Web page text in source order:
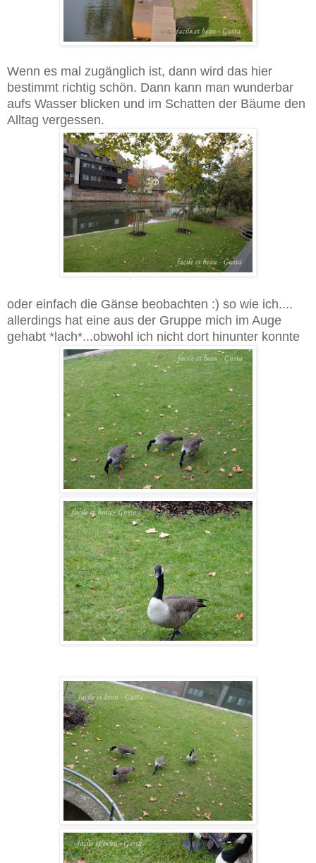
Wenn es mal zugänglich ist, dann wird das hier
bestimmt richtig schön. Dann kann man wunderbar
aufs Wasser blicken und im Schatten der Bäume den
Alltag vergessen.
oder einfach die Gänse beobachten :) so wie ich....
allerdings hat eine aus der Gruppe mich im Auge
gehabt *lach*...obwohl ich nicht dort hinunter konnte